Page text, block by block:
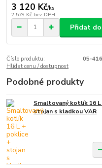
3 120 Kč/ks
2 579 Kč bez DPH
Přidat
Číslo produktu:
05-
Hlídat cenu / dostupnost
Podobné produkty
Smaltovaný kotlík 16
stojan s kladkou VAR